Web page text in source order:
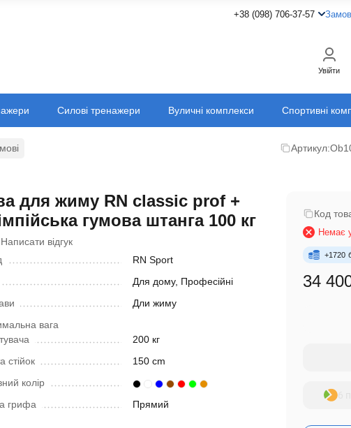
+38 (098) 706-37-57
Увійти
Силові тренажери Вуличні комплекси Спортивні
Артикул:
для жиму RN classic prof +
гумова штанга 100 кг
Написати відгук
RN Sport
Для дому, Професійні
Дли жиму
вага
200 кг
стійок
150 cm
колір
грифа
Прямий
Код
Немає
+1720
34